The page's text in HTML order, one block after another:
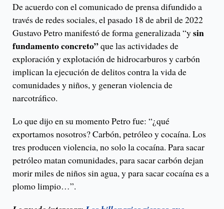
De acuerdo con el comunicado de prensa difundido a
través de redes sociales, el pasado 18 de abril de 2022
Gustavo Petro manifestó de forma generalizada “ysin
fundamento concreto”que las actividades de
exploración y explotación de hidrocarburos y carbón
implican la ejecución de delitos contra la vida de
comunidades y niños, y generan violencia de
narcotráfico.
Lo que dijo en su momento Petro fue: “¿qué
exportamos nosotros? Carbón, petróleo y cocaína. Los
tres producen violencia, no solo la cocaína. Para sacar
petróleo matan comunidades, para sacar carbón dejan
morir miles de niños sin agua, y para sacar cocaína es a
plomo limpio…”.